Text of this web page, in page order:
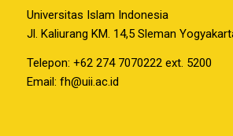
Universitas Islam Indonesia
Jl. Kaliurang KM. 14,5 Sleman
Telepon: +62 274 7070222 ext. 5200
Email: fh@uii.ac.id